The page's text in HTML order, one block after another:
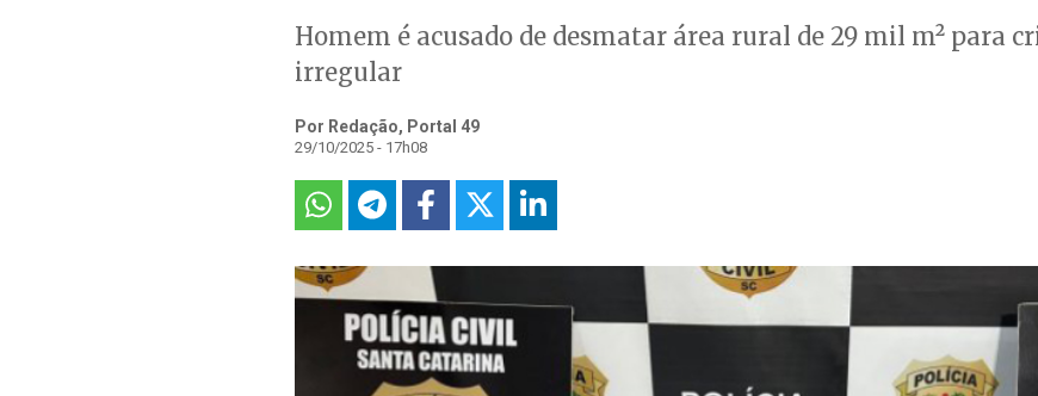
Homem é acusado de desmatar área rural de 29 mil m² para
irregular
Por Redação, Portal 49
29/10/2025 - 17h08